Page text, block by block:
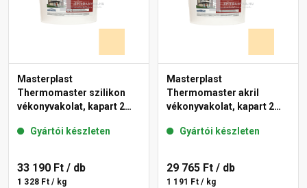
Masterplast
Thermomaster szilikon
vékonyvakolat, kapart 2
Gyártói készleten
33 190 Ft / db
1 328 Ft / kg
Masterplast
Thermomaster akril
vékonyvakolat, kapart 2
Gyártói készleten
29 765 Ft / db
1 191 Ft / kg